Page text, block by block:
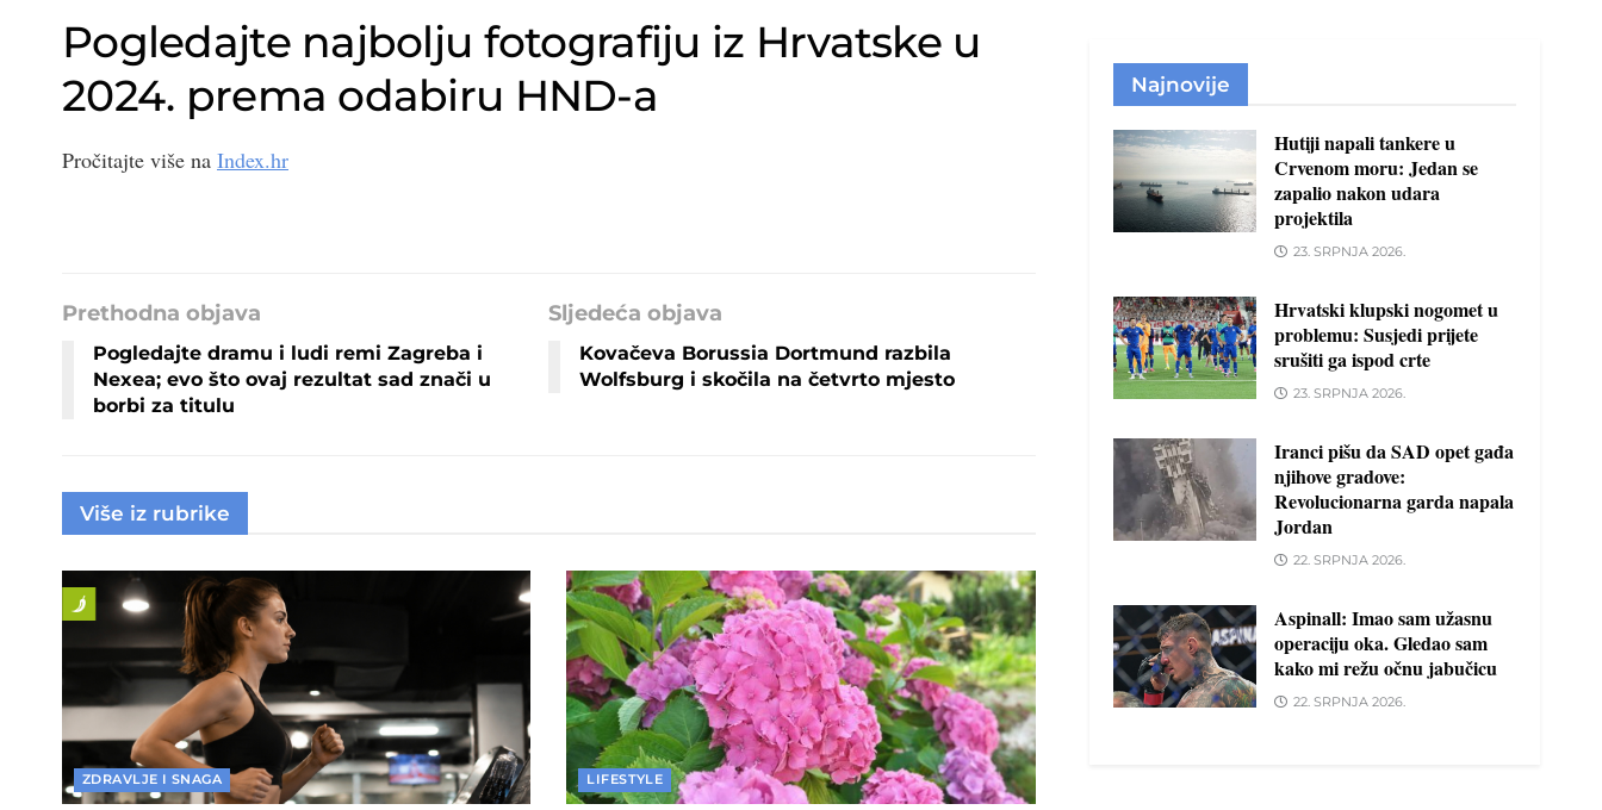
Pogledajte najbolju fotografiju iz Hrvatske u
2024. prema odabiru HND-a
Pročitajte više na Index.hr
Prethodna objava
Pogledajte dramu i ludi remi Zagreba i
Nexea; evo što ovaj rezultat sad znači u
borbi za titulu
Sljedeća objava
Kovačeva Borussia Dortmund razbila
Wolfsburg i skočila na četvrto mjesto
Više iz rubrike
ZDRAVLJE I SNAGA LIFESTYLE
Najnovije
Hutiji napali tankere u
Crvenom moru: Jedan se
zapalio nakon udara
projektila
23. SRPNJA 2026.
Hrvatski klupski nogomet u
problemu: Susjedi prijete
srušiti ga ispod crte
23. SRPNJA 2026.
Iranci pišu da SAD opet gađa
njihove gradove:
Revolucionarna garda napala
Jordan
22. SRPNJA 2026.
Aspinall: Imao sam užasnu
operaciju oka. Gledao sam
kako mi režu očnu jabučicu
22. SRPNJA 2026.